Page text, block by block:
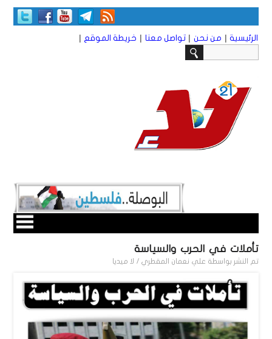
الرئيسية | من نحن | تواصل معنا | خريطة الموقع |
تأملات في الحرب والسياسة
تم النشر بواسطة علي نعمان المقطري / لا ميديا